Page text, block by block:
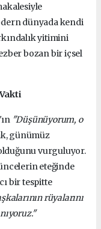
dünyada kendi
yitimini
bozan bir içsel
"Düşünüyorum, o
günümüz
vurguluyor.
eteğinde
bir tespitte
rüyalarını